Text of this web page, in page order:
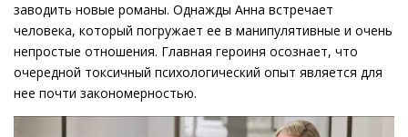
заводить новые романы. Однажды Анна встречает
человека, который погружает ее в манипулятивные и очень
непростые отношения. Главная героиня осознает, что
очередной токсичный психологический опыт является для
нее почти закономерностью.